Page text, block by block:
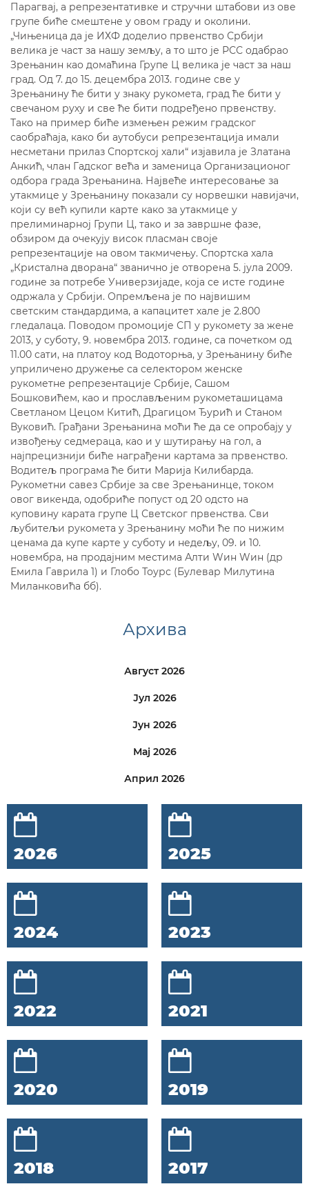
Парагвај, а репрезентативке и стручни штабови из ове
групе биће смештене у овом граду и околини.
„Чињеница да је ИХФ доделио првенство Србији
велика је част за нашу земљу, а то што је РСС одабрао
Зрењанин као домаћина Групе Ц велика је част за наш
град. Од 7. до 15. децембра 2013. године све у
Зрењанину ће бити у знаку рукомета, град ће бити у
свечаном руху и све ће бити подређено првенству.
Тако на пример биће измењен режим градског
саобраћаја, како би аутобуси репрезентација имали
несметани прилаз Спортској хали“ изјавила је Златана
Анкић, члан Гадског већа и заменица Организационог
одбора града Зрењанина. Највеће интересовање за
утакмице у Зрењанину показали су норвешки навијачи,
који су већ купили карте како за утакмице у
прелиминарној Групи Ц, тако и за завршне фазе,
обзиром да очекују висок пласман своје
репрезентације на овом такмичењу. Спортска хала
„Кристална дворана“ званично је отворена 5. јула 2009.
године за потребе Универзијаде, која се исте године
одржала у Србији. Опремљена је по највишим
светским стандардима, а капацитет хале је 2.800
гледалаца. Поводом промоције СП у рукомету за жене
2013, у суботу, 9. новембра 2013. године, са почетком од
11.00 сати, на платоу код Водоторња, у Зрењанину биће
уприличено дружење са селектором женске
рукометне репрезентације Србије, Сашом
Бошковићем, као и прослављеним рукометашицама
Светланом Цецом Китић, Драгицом Ђурић и Станом
Вуковић. Грађани Зрењанина моћи ће да се опробају у
извођењу седмераца, као и у шутирању на гол, а
најпрецизнији биће награђени картама за првенство.
Водитељ програма ће бити Марија Килибарда.
Рукометни савез Србије за све Зрењанинце, током
овог викенда, одобриће попуст од 20 одсто на
куповину карата групе Ц Светског првенства. Сви
љубитељи рукомета у Зрењанину моћи ће по нижим
ценама да купе карте у суботу и недељу, 09. и 10.
новембра, на продајним местима Алти Wин Wин (др
Емила Гаврила 1) и Глобо Тоурс (Булевар Милутина
Миланковића бб).
Архива
Август 2026
Јул 2026
Јун 2026
Мај 2026
Април 2026
2026 2025
2024 2023
2022 2021
2020 2019
2018 2017